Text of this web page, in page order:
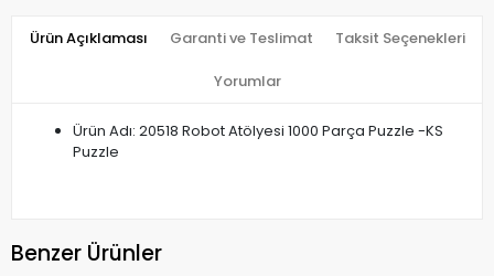
Ürün Açıklaması Garanti ve Teslimat Taksit Seçenekleri
Yorumlar
Ürün Adı: 20518 Robot Atölyesi 1000 Parça Puzzle -KS
Puzzle
Benzer Ürünler